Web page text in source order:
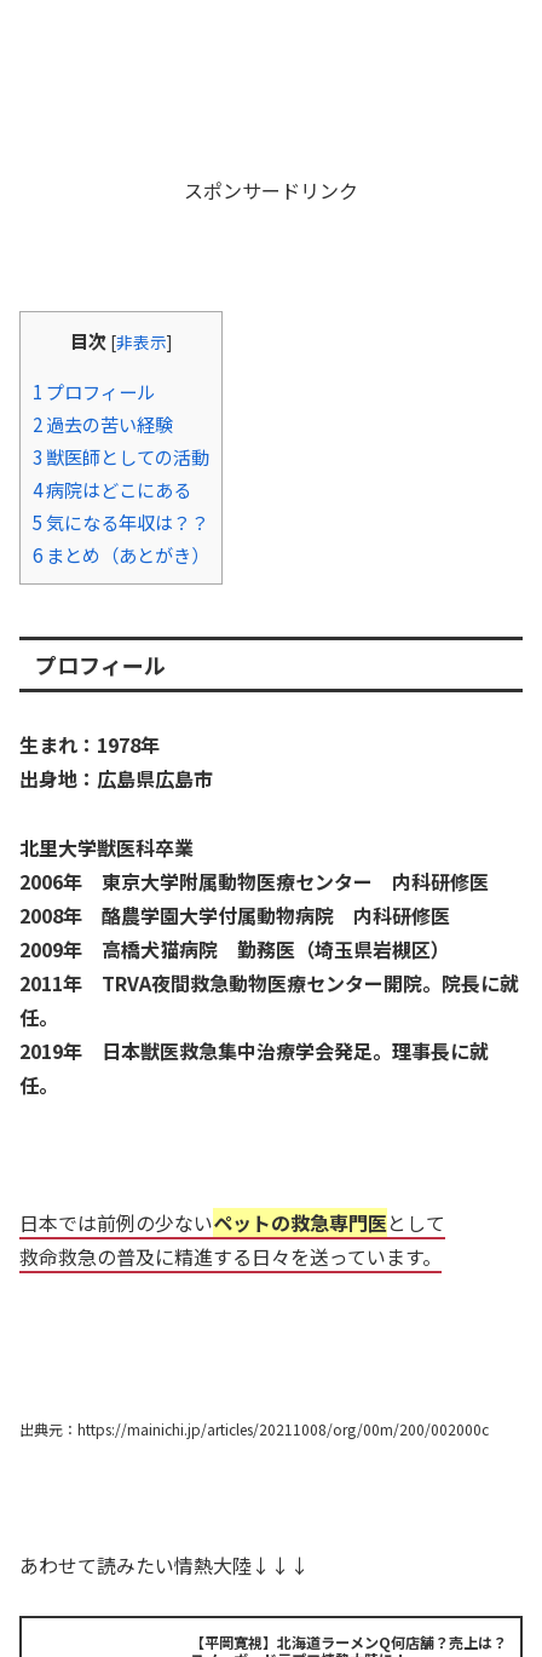
スポンサードリンク
目次 [非表示]
1 プロフィール
2過去の苦い経験
3 獣医師としての活動
4病院はどこにある
5気になる年収は？？
6 まとめ（あとがき）
プロフィール
生まれ：1978年
出身地：広島県広島市
北里大学獣医科卒業
2006年 東京大学附属動物医療センター 内科研修医
2008年 酪農学園大学付属動物病院 内科研修医
2009年 高橋犬猫病院 勤務医（埼玉県岩槻区）
2011年 TRVA夜間救急動物医療センター開院。院長に就
任。
2019年 日本獣医救急集中治療学会発足。理事長に就
任。
日本では前例の少ないペットの救急専門医として
救命救急の普及に精進する日々を送っています。
出典元：https://mainichi.jp/articles/20211008/org/00m/200/002000c
あわせて読みたい情熱大陸↓↓↓
【平岡寛視】北海道ラーメンQ何店舗？売上は？